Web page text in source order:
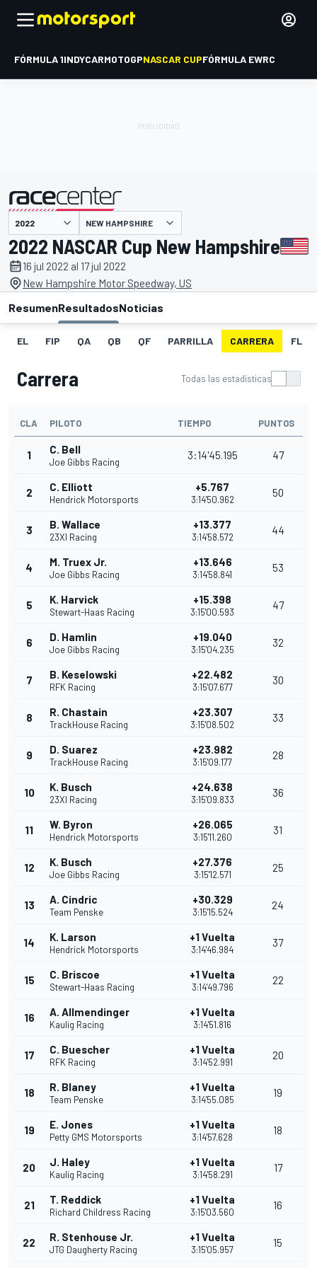
FÓRMULA 1INDYCARMOTOGPNASCAR CUPFÓRMULA EWRC
presentado por NEW HAMPSHIRE
2022 NASCAR Cup New Hampshire
16 jul 2022 al 17 jul 2022
New Hampshire Motor Speedway, US
ResumenResultadosNoticias
EL FIP QA QB QF PARRILLA CARRERA FL
Carrera Todas las estadísticas
CLA PILOTO TIEMPO PUNTOS
1 C. Bell
Joe Gibbs Racing
3:14'45.195 47
2 C. Elliott
Hendrick Motorsports
+5.767
3:14'50.962
50
3 B. Wallace
23XI Racing
+13.377
3:14'58.572
44
4 M. Truex Jr.
Joe Gibbs Racing
+13.646
3:14'58.841
53
5 K. Harvick
Stewart-Haas Racing
+15.398
3:15'00.593
47
6 D. Hamlin
Joe Gibbs Racing
+19.040
3:15'04.235
32
7 B. Keselowski
RFK Racing
+22.482
3:15'07.677
30
8 R. Chastain
TrackHouse Racing
+23.307
3:15'08.502
33
9 D. Suarez
TrackHouse Racing
+23.982
3:15'09.177
28
10 K. Busch
23XI Racing
+24.638
3:15'09.833
36
11 W. Byron
Hendrick Motorsports
+26.065
3:15'11.260
31
12 K. Busch
Joe Gibbs Racing
+27.376
3:15'12.571
25
13 A. Cindric
Team Penske
+30.329
3:15'15.524
24
14 K. Larson
Hendrick Motorsports
+1 Vuelta
3:14'46.984
37
15 C. Briscoe
Stewart-Haas Racing
+1 Vuelta
3:14'49.796
22
16 A. Allmendinger
Kaulig Racing
+1 Vuelta
3:14'51.816
17 C. Buescher
RFK Racing
+1 Vuelta
3:14'52.991
20
18 R. Blaney
Team Penske
+1 Vuelta
3:14'55.085
19
19 E. Jones
Petty GMS Motorsports
+1 Vuelta
3:14'57.628
18
20 J. Haley
Kaulig Racing
+1 Vuelta
3:14'58.291
17
21 T. Reddick
Richard Childress Racing
+1 Vuelta
3:15'03.560
16
22 R. Stenhouse Jr.
JTG Daugherty Racing
+1 Vuelta
3:15'05.957
15